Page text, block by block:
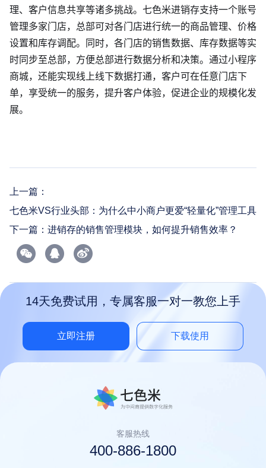
理、客户信息共享等诸多挑战。七色米进销存支持一个账号
管理多家门店，总部可对各门店进行统一的商品管理、价格
设置和库存调配。同时，各门店的销售数据、库存数据等实
时同步至总部，方便总部进行数据分析和决策。通过小程序
商城，还能实现线上线下数据打通，客户可在任意门店下
单，享受统一的服务，提升客户体验，促进企业的规模化发
展。
上一篇：
七色米VS行业头部：为什么中小商户更爱“轻量化”管理工具？
下一篇： 进销存的销售管理模块，如何提升销售效率？
14天免费试用，专属客服一对一教您上手
立即注册 下载使用
客服热线
400-886-1800